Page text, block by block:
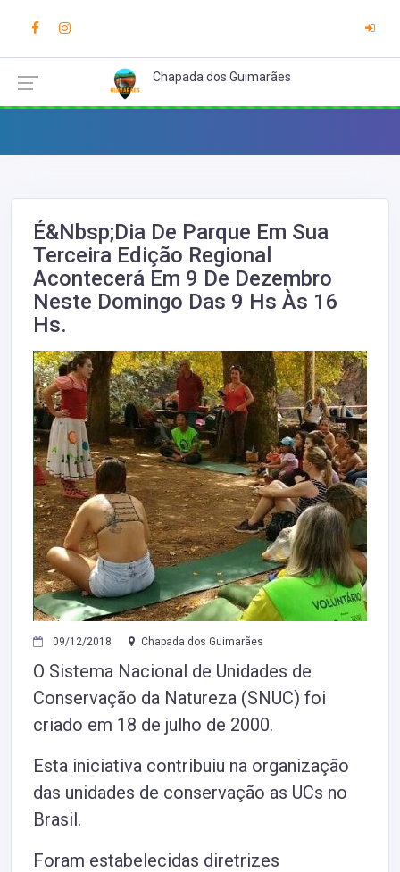
Chapada dos Guimarães
É&nbsp;Dia De Parque Em Sua
Terceira Edição Regional
Acontecerá Em 9 De Dezembro
Neste Domingo Das 9 Hs Às 16
Hs.
09/12/2018 Chapada dos Guimarães
O Sistema Nacional de Unidades de
Conservação da Natureza (SNUC) foi
criado em 18 de julho de 2000.
Esta iniciativa contribuiu na organização
das unidades de conservação as UCs no
Brasil.
Foram estabelecidas diretrizes